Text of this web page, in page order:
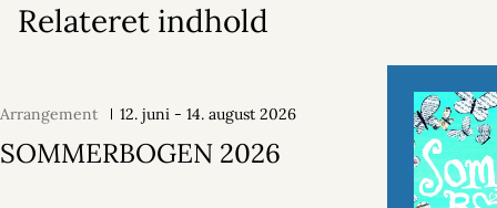
Relateret indhold
Arrangement 12. juni - 14. august 2026
SOMMERBOGEN 2026